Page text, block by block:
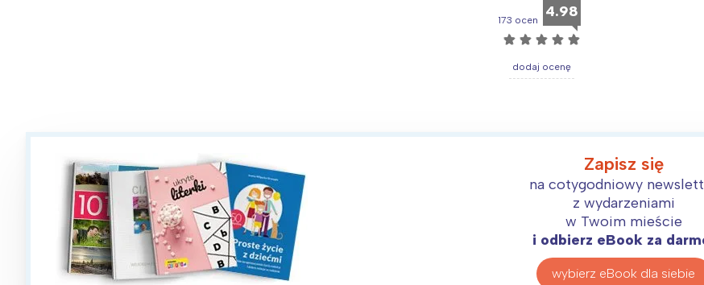
173 ocen 4.98
☆ ☆ ☆ ☆ ☆
dodaj ocenę
Zapisz się
na cotygodniowy
z wydarzeniami
w Twoim mieście
i odbierz eBook za
wybierz eBook dla siebie
Kraków
Południe
Wszystkie